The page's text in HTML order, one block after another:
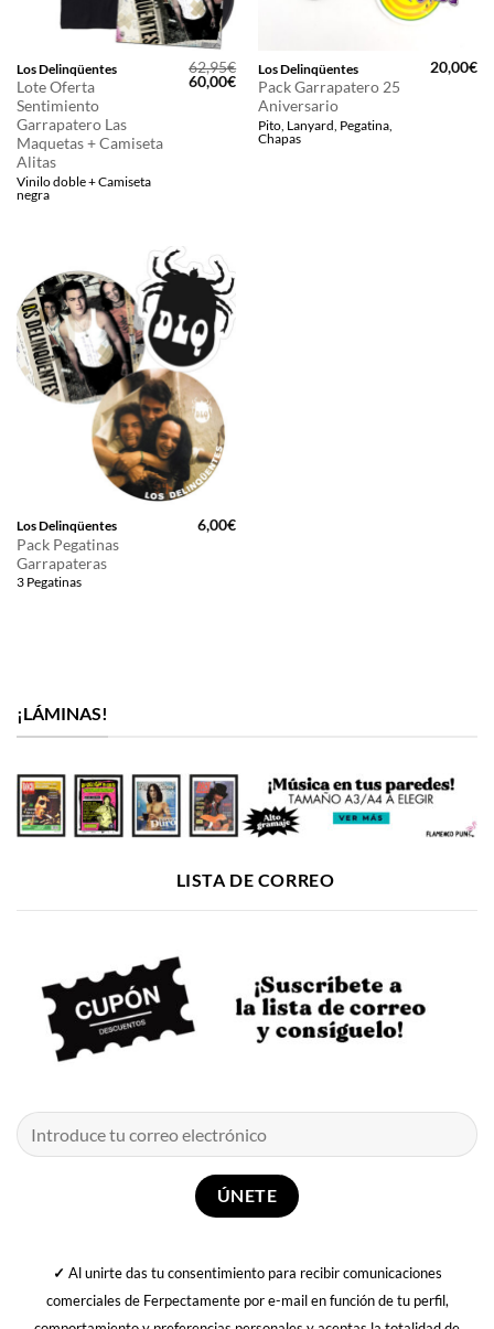
Los Delinqüentes
Lote Oferta
Sentimiento
Garrapatero Las
Maquetas + Camiseta
Alitas
Vinilo doble + Camiseta
negra
62,95€
El
precio
60,00€El
precio
actual
60,00€.
Los Delinqüentes
Pack Garrapatero 25
Aniversario
Pito, Lanyard, Pegatina,
Chapas
20,00€
Los Delinqüentes
Pack Pegatinas
Garrapateras
3 Pegatinas
6,00€
¡LÁMINAS!
LISTA DE CORREO
✓ Al unirte das tu consentimiento para recibir comunicaciones
comerciales de Ferpectamente por e-mail en función de tu perfil,